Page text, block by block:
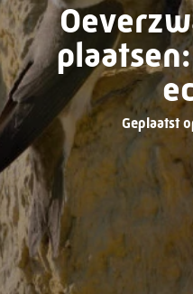
Geplaatst